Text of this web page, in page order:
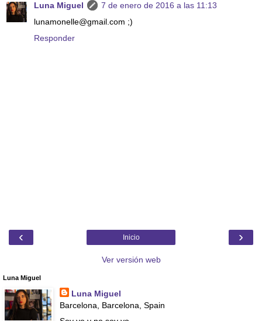
Luna Miguel
7 de enero de 2016 a las 11:13
lunamonelle@gmail.com ;)
Responder
‹ ›
Inicio
Ver versión web
Luna Miguel
Luna Miguel
Barcelona, Barcelona, Spain